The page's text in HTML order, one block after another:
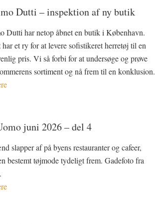
Dutti – inspektion af ny butik
Dutti har netop åbnet en butik i København.
et ry for at levere sofistikeret herretøj til en
pris. Vi så forbi for at undersøge og prøve
sortiment og nå frem til en konklusion.
juni 2026 – del 4
slapper af på byens restauranter og cafeer,
bestemt tøjmode tydeligt frem. Gadefoto fra